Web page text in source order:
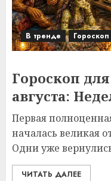
В тренде
Гороскоп
августа:
Первая
началась великая
Одни уже
ЧИТАТЬ ДАЛЕЕ